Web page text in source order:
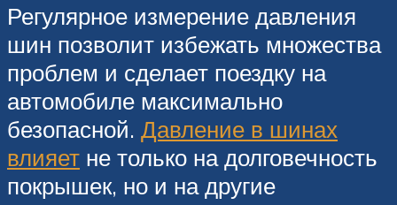
Регулярное измерение давления
шин позволит избежать множества
проблем и сделает поездку на
автомобиле максимально
безопасной. Давление в шинах
влияет не только на долговечность
покрышек, но и на другие